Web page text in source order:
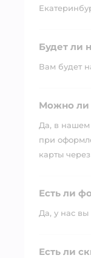
Будет ли
Вам будет
Можно ли
Да, в нашем
при
карты
Есть ли
Да, у нас
Есть ли